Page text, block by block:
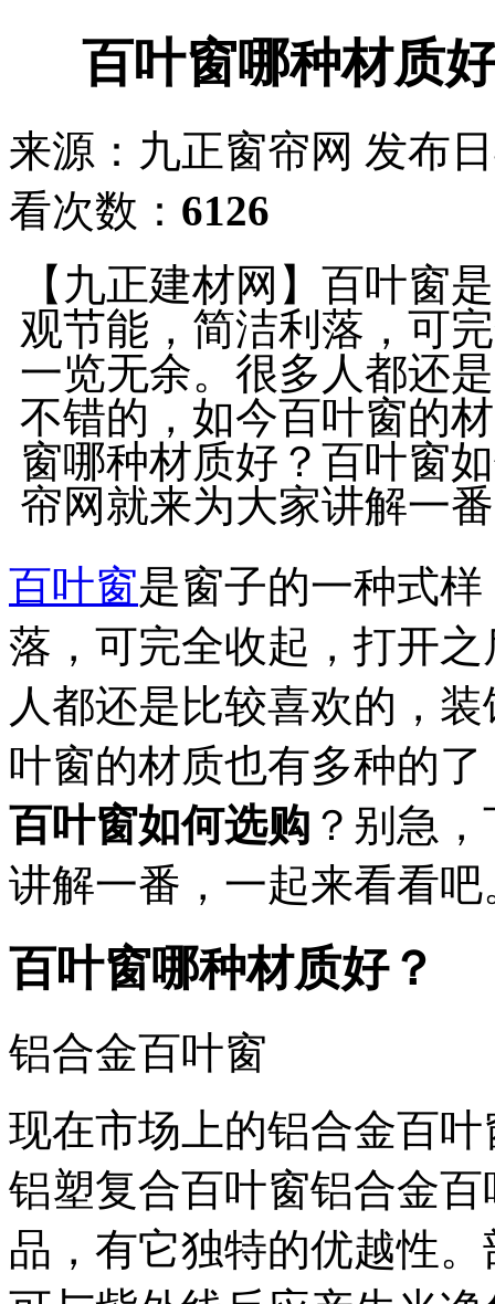
百叶窗哪种材质
来源：九正窗帘网 发布
看次数： 6126
【九正建材网】百叶窗
观节能，简洁利落，可
一览无余。很多人都还
不错的，如今百叶窗的
窗哪种材质好？百叶窗
帘网就来为大家讲解一
百叶窗是窗子的一种式
落，可完全收起，打开
人都还是比较喜欢的，
叶窗的材质也有多种的了
百叶窗如何选购 ？别急
讲解一番，一起来看看吧
百叶窗哪种材质好？
铝合金百叶窗
现在市场上的铝合金百
铝塑复合百叶窗铝合金
品，有它独特的优越性